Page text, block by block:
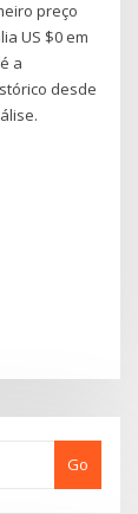
preço
US $0 em
a
desde
Go